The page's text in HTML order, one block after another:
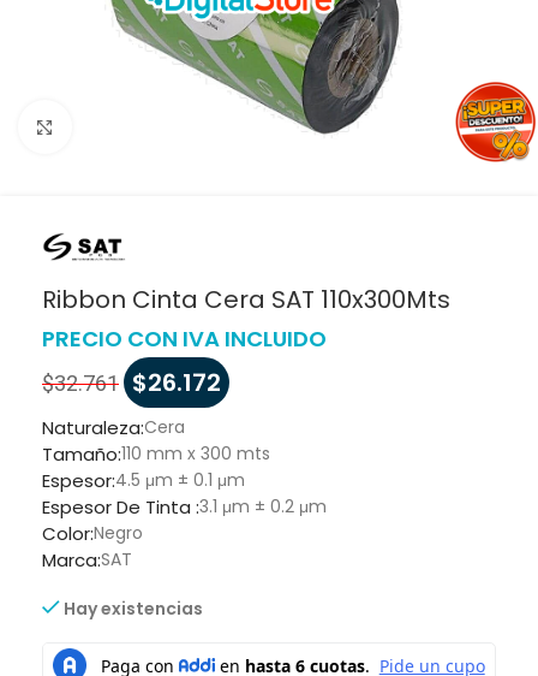
Ribbon Cinta Cera SAT 110x300Mts
PRECIO CON IVA INCLUIDO
$32.761 $26.172
Naturaleza:Cera
Tamaño:110 mm x 300 mts
Espesor:4.5 μm ± 0.1 μm
Espesor De Tinta :3.1 μm ± 0.2 μm
Color:Negro
Marca:SAT
Hay existencias